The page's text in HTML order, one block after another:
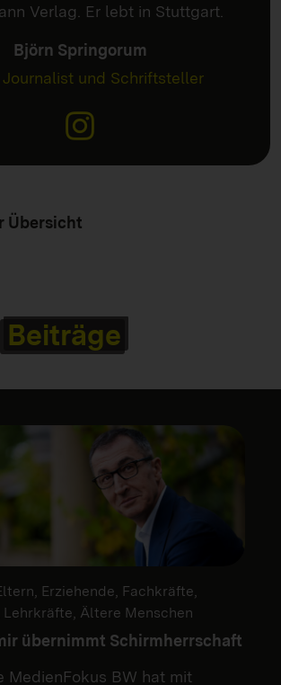
Verlag. Er lebt in Stuttgart.
Björn Springorum
Journalist und Schriftsteller
Übersicht
Beiträge
Erziehende, Fachkräfte,
Ältere Menschen
übernimmt Schirmherrschaft
MedienFokus BW hat mit